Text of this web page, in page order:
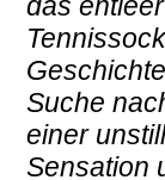
Suche
einer
Sensation